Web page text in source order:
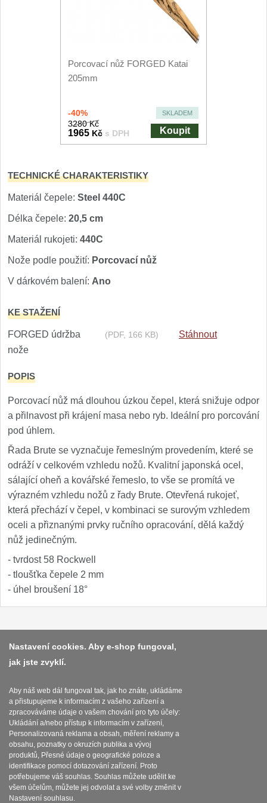
Záchranářské
Ostřiče nožů 8
Doplňky a díly
Nože SEBURO
Nože Seburo SARADA
Nože Seburo SUBAJA
Nože Seburo HOKORI
Nože Seburo WEST 21
Nože Tojiro
Nože Tojiro Shippu
Nože Tojiro Zen
Nože Samura
Nože Samura MO-V
Nože Samura Bamboo
Ostřiče nožů V-Sharp
Doplňky a díly
Doprodej
Dárky
Značky 4
Porcovací nůž FORGED Katai
205mm
-40% SKLADEM
3280 Kč
1965 Kč s DPH Koupit
TECHNICKÉ CHARAKTERISTIKY
Materiál čepele: Steel 440C
Délka čepele: 20,5 cm
Materiál rukojeti: 440C
Nože podle použití: Porcovací nůž
V dárkovém balení: Ano
KE STAŽENÍ
FORGED údržba
nože
(PDF, 166 KB) Stáhnout
POPIS
Porcovací nůž má dlouhou úzkou čepel, která snižuje odpor
a přilnavost při krájení masa nebo ryb. Ideální pro porcování
pod úhlem.
Řada Brute se vyznačuje řemeslným provedením, které se
odráží v celkovém vzhledu nožů. Kvalitní japonská ocel,
sálající oheň a kovářské řemeslo, to vše se promítá ve
výrazném vzhledu nožů z řady Brute. Otevřená rukojeť,
která přechází v čepel, v kombinaci se surovým vzhledem
oceli a přiznanými prvky ručního opracování, dělá každý
nůž jedinečným.
- tvrdost 58 Rockwell
- tloušťka čepele 2 mm
- úhel broušení 18°
Platba a dodávka
Obchodní podmínky
Zasady zpracovani osobnich udaju
Reklamační řád
O nožích
Nastavení cookies. Aby e-shop fungoval,
jak jste zvyklí.
Aby náš web dál fungoval tak, jak ho znáte, ukládáme
a přistupujeme k informacím z vašeho zařízení a
zpracováváme údaje o vašem chování pro tyto účely:
Ukládání a/nebo přístup k informacím v zařízení,
Personalizovaná reklama a obsah, měření reklamy a
obsahu, poznatky o okruzích publika a vývoj
produktů, Přesné údaje o geografické poloze a
identifikace pomocí dotazování zařízení. Proto
potřebujeme váš souhlas. Souhlas můžete udělit ke
všem účelům, můžete jej odvolat a své volby změnit v
Nastavení souhlasu.